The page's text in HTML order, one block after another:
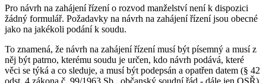
Pro návrh na zahájení řízení o rozvod manželství není k dispozici
žádný formulář. Požadavky na návrh na zahájení řízení jsou obecné
jako na jakékoli podání k soudu.
To znamená, že návrh na zahájení řízení musí být písemný a musí z
něj být patrno, kterému soudu je určen, kdo návrh podává, které
věci se týká a co sleduje, a musí být podepsán a opatřen datem (§ 42
odst. 4 zákona č. 99/1963 Sb., občanský soudní řád - dále jen OSŘ).